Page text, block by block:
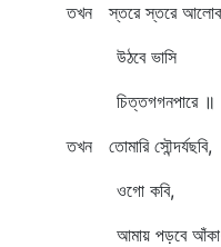
তখন স্তরে স্তরে
উঠবে ভাসি
চিত্তগগনপারে ॥
তখন তোমারি সৌন্দর্যছবি,
ওগো কবি,
আমায় পড়বে